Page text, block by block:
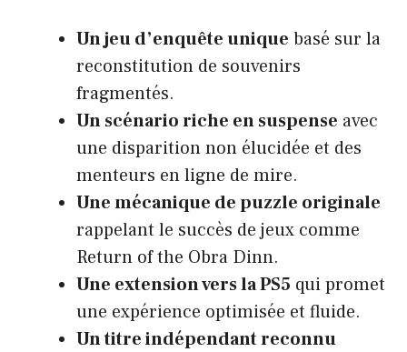
Un jeu d’enquête unique basé sur la
reconstitution de souvenirs
fragmentés.
Un scénario riche en suspense avec
une disparition non élucidée et des
menteurs en ligne de mire.
Une mécanique de puzzle originale
rappelant le succès de jeux comme
Return of the Obra Dinn.
Une extension vers la PS5 qui promet
une expérience optimisée et fluide.
Un titre indépendant reconnu